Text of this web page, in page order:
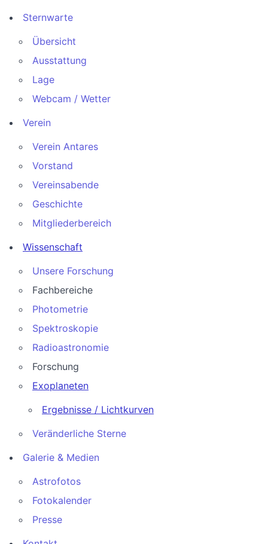
Sternwarte
Übersicht
Ausstattung
Lage
Webcam / Wetter
Verein
Verein Antares
Vorstand
Vereinsabende
Geschichte
Mitgliederbereich
Wissenschaft
Unsere Forschung
Fachbereiche
Photometrie
Spektroskopie
Radioastronomie
Forschung
Exoplaneten
Ergebnisse / Lichtkurven
Veränderliche Sterne
Galerie & Medien
Astrofotos
Fotokalender
Presse